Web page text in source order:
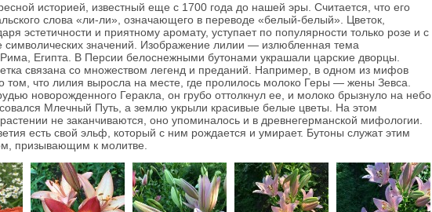
историей, известный еще с 1700 года до нашей эры. Считается, что его
слова «ли-ли», означающего в переводе «белый-белый». Цветок,
эстетичности и приятному аромату, уступает по популярности только розе и с
символических значений. Изображение лилии — излюбленная тема
Египта. В Персии белоснежными бутонами украшали царские дворцы.
связана со множеством легенд и преданий. Например, в одном из мифов
том, что лилия выросла на месте, где пролилось молоко Геры — жены Зевса.
новорожденного Геракла, он грубо оттолкнул ее, и молоко брызнуло на небо
Млечный Путь, а землю укрыли красивые белые цветы. На этом
не заканчиваются, оно упоминалось и в древнегерманской мифологии.
есть свой эльф, который с ним рождается и умирает. Бутоны служат этим
призывающим к молитве.